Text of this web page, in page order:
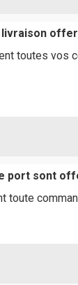
livraison
toutes vos
port sont
toute